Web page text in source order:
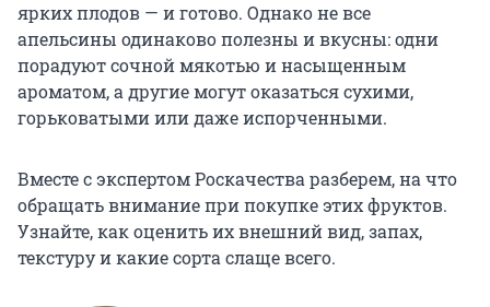
ярких плодов — и готово. Однако не все
апельсины одинаково полезны и вкусны: одни
порадуют сочной мякотью и насыщенным
ароматом, а другие могут оказаться сухими,
горьковатыми или даже испорченными.
Вместе с экспертом Роскачества разберем, на что
обращать внимание при покупке этих фруктов.
Узнайте, как оценить их внешний вид, запах,
текстуру и какие сорта слаще всего.